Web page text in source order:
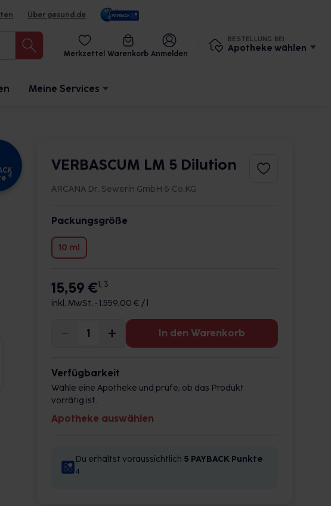
Über gesund.de
Merkzettel Warenkorb Anmelden
BESTELLUNG BEI
Apotheke wählen
Meine Services
4
VERBASCUM LM 5 Dilution
ARCANA Dr. Sewerin GmbH & Co.KG
Packungsgröße
10 ml
15,59 €1, 3
inkl. MwSt. • 1.559,00 € / l
In den Warenkorb
Verfügbarkeit
Wähle eine Apotheke und prüfe, ob das Produkt
vorrätig ist.
Apotheke auswählen
Du erhältst voraussichtlich 5 PAYBACK Punkte
4